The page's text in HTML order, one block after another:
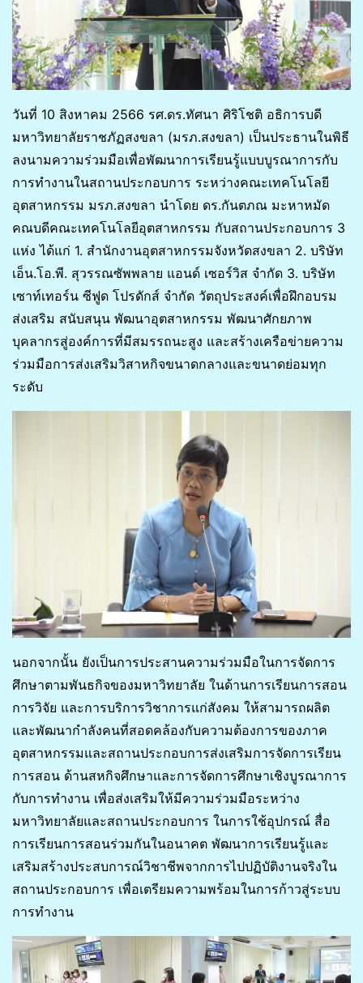
วันที่ 10 สิงหาคม 2566 รศ.ดร.ทัศนา ศิริโชติ อธิการบดี
มหาวิทยาลัยราชภัฏสงขลา (มรภ.สงขลา) เป็นประธานในพิธี
ลงนามความร่วมมือเพื่อพัฒนาการเรียนรู้แบบบูรณาการกับ
การทำงานในสถานประกอบการ ระหว่างคณะเทคโนโลยี
อุตสาหกรรม มรภ.สงขลา นำโดย ดร.กันตภณ มะหาหมัด
คณบดีคณะเทคโนโลยีอุตสาหกรรม กับสถานประกอบการ 3
แห่ง ได้แก่ 1. สำนักงานอุตสาหกรรมจังหวัดสงขลา 2. บริษัท
เอ็น.โอ.พี. สุวรรณซัพพลาย แอนด์ เซอร์วิส จำกัด 3. บริษัท
เซาท์เทอร์น ซีฟูด โปรดักส์ จำกัด วัตถุประสงค์เพื่อฝึกอบรม
ส่งเสริม สนับสนุน พัฒนาอุตสาหกรรม พัฒนาศักยภาพ
บุคลากรสู่องค์การที่มีสมรรถนะสูง และสร้างเครือข่ายความ
ร่วมมือการส่งเสริมวิสาหกิจขนาดกลางและขนาดย่อมทุก
ระดับ
นอกจากนั้น ยังเป็นการประสานความร่วมมือในการจัดการ
ศึกษาตามพันธกิจของมหาวิทยาลัย ในด้านการเรียนการสอน
การวิจัย และการบริการวิชาการแก่สังคม ให้สามารถผลิต
และพัฒนากำลังคนที่สอดคล้องกับความต้องการของภาค
อุตสาหกรรมและสถานประกอบการส่งเสริมการจัดการเรียน
การสอน ด้านสหกิจศึกษาและการจัดการศึกษาเชิงบูรณาการ
กับการทำงาน เพื่อส่งเสริมให้มีความร่วมมือระหว่าง
มหาวิทยาลัยและสถานประกอบการ ในการใช้อุปกรณ์ สื่อ
การเรียนการสอนร่วมกันในอนาคต พัฒนาการเรียนรู้และ
เสริมสร้างประสบการณ์วิชาชีพจากการไปปฏิบัติงานจริงใน
สถานประกอบการ เพื่อเตรียมความพร้อมในการก้าวสู่ระบบ
การทำงาน